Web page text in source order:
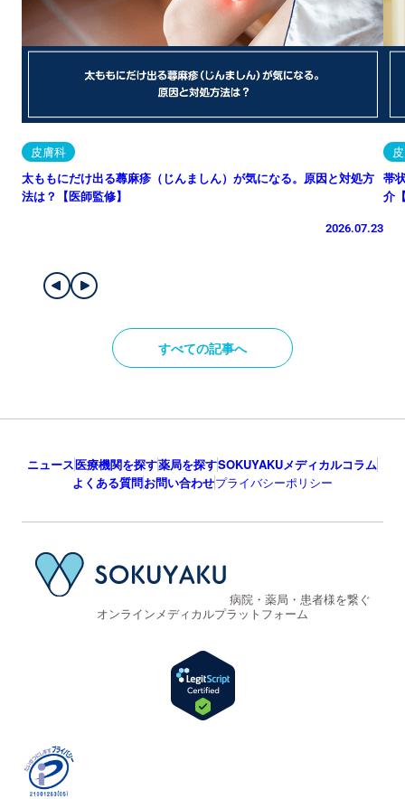
皮膚科
太ももにだけ出る蕁麻疹（じんましん）が気になる。原因と対処方
法は？【医師監修】
2026.07.23
帯
介
すべての記事へ
ニュース医療機関を探す薬局を探すSOKUYAKUメディカルコラム
よくある質問お問い合わせプライバシーポリシー
病院・薬局・患者様を繋ぐ
オンラインメディカルプラットフォーム